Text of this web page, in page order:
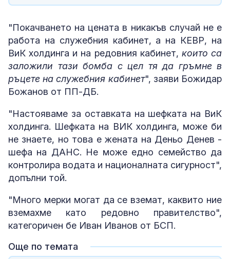
"Покачването на цената в никакъв случай не е
работа на служебния кабинет, а на КЕВР, на
ВиК холдинга и на редовния кабинет, които са
заложили тази бомба с цел тя да гръмне в
ръцете на служебния кабинет", заяви Божидар
Божанов от ПП-ДБ.
"Настояваме за оставката на шефката на ВиК
холдинга. Шефката на ВИК холдинга, може би
не знаете, но това е жената на Деньо Денев -
шефа на ДАНС. Не може едно семейство да
контролира водата и националната сигурност",
допълни той.
"Много мерки могат да се вземат, каквито ние
вземахме като редовно правителство",
категоричен бе Иван Иванов от БСП.
Още по темата